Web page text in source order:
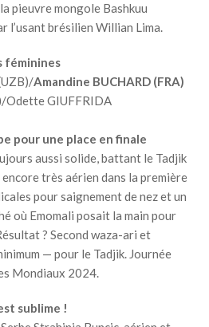
pieuvre mongole Bashkuu
l’usant brésilien Willian Lima.
féminines
Amandine BUCHARD (FRA)
Odette GIUFFRIDA
pour une place en finale
aussi solide, battant le Tadjik
très aérien dans la première
pour saignement de nez et un
où Emomali posait la main pour
? Second waza-ari et
— pour le Tadjik. Journée
Mondiaux 2024.
sublime !